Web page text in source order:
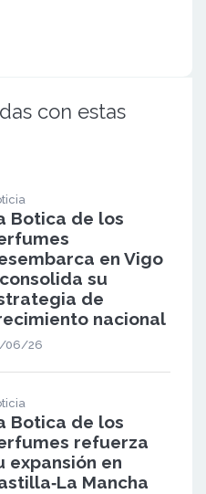
con estas
Botica de los
en Vigo
su
de
nacional
06/26
Botica de los
refuerza
expansión en
Mancha